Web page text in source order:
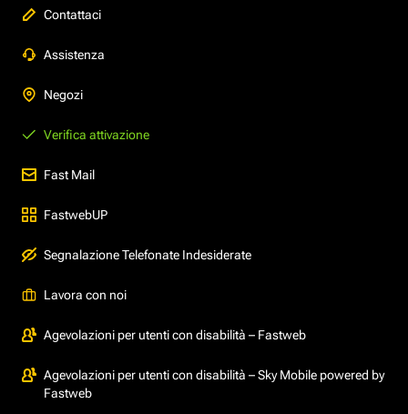
Contattaci
Assistenza
Negozi
Verifica attivazione
Fast Mail
FastwebUP
Segnalazione Telefonate Indesiderate
Lavora con noi
Agevolazioni per utenti con disabilità – Fastweb
Agevolazioni per utenti con disabilità – Sky Mobile powered by
Fastweb